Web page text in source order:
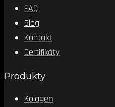
FAQ
Blog
Kontakt
Certifikáty
Produkty
Kolagen